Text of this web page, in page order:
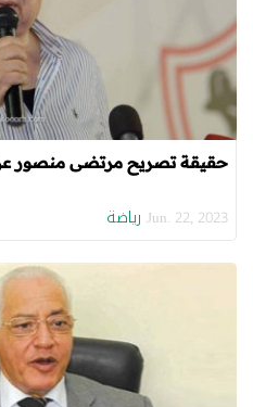
حقيقة تصريح مرتضى منصور
Jun. 22, 2023 رياضة